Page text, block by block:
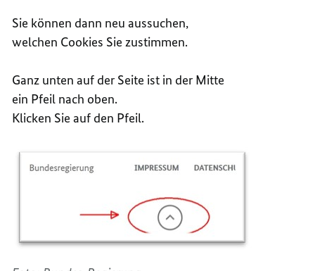
Sie können dann neu aussuchen,
welchen Cookies Sie zustimmen.
Ganz unten auf der Seite ist in der Mitte
ein Pfeil nach oben.
Klicken Sie auf den Pfeil.